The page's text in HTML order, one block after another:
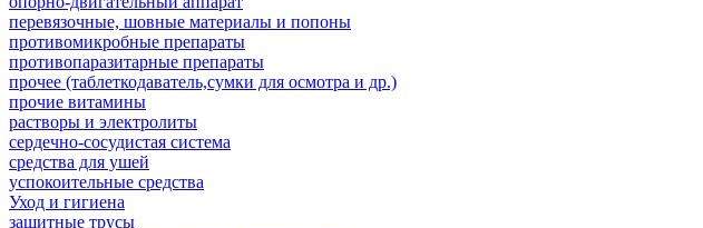
перевязочные, шовные материалы и попоны
противомикробные препараты
противопаразитарные препараты
прочее (таблеткодаватель,сумки для осмотра и др.)
прочие витамины
растворы и электролиты
сердечно-сосудистая система
средства для ушей
успокоительные средства
Уход и гигиена
защитные трусы